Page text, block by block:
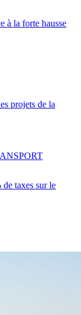
à la forte hausse
projets de la
taxes sur le